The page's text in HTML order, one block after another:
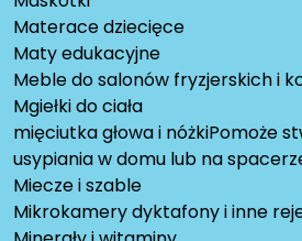
Materace dziecięce
Maty edukacyjne
Meble do salonów fryzjerskich i
Mgiełki do ciała
mięciutka głowa i nóżkiPomoże
usypiania w domu lub na
Miecze i szable
Mikrokamery dyktafony i inne